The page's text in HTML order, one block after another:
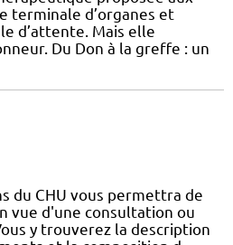
terminale d’organes et
d’attente. Mais elle
Du Don à la greffe : un
du CHU vous permettra de
vue d'une consultation ou
y trouverez la description